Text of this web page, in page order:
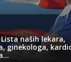
Lista naših lekara,
ginekologa,